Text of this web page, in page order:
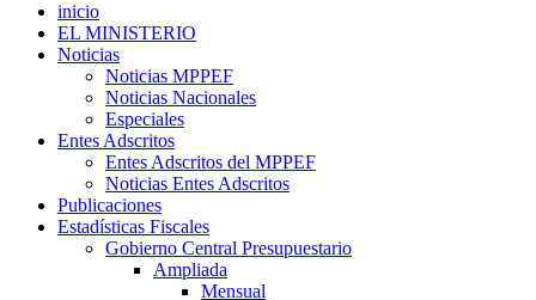
inicio
EL MINISTERIO
Noticias
Noticias MPPEF
Noticias Nacionales
Especiales
Entes Adscritos
Entes Adscritos del MPPEF
Noticias Entes Adscritos
Publicaciones
Estadísticas Fiscales
Gobierno Central Presupuestario
Ampliada
Mensual